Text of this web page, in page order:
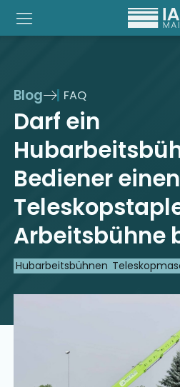
Blog FAQ
Darf ein
Bediener einen
Arbeitsbühne
Hubarbeitsbühnen